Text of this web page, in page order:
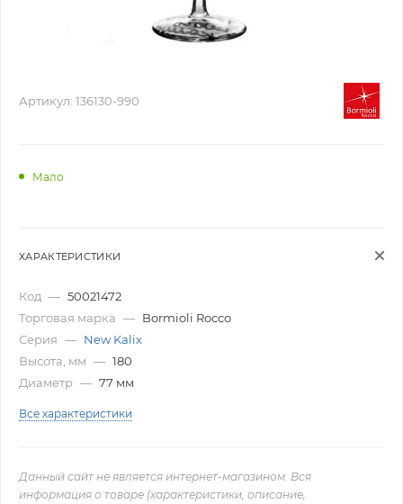
Артикул: 136130-990
Мало
ХАРАКТЕРИСТИКИ
Код — 50021472
Торговая марка — Bormioli Rocco
Серия — New Kalix
Высота, мм — 180
Диаметр — 77 мм
Все характеристики
Данный сайт не является интернет-магазином. Вся
информация о товаре (характеристики, описание,